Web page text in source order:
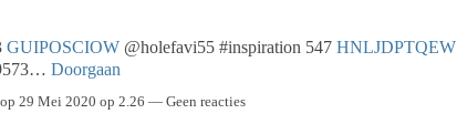
GUIPOSCIOW @holefavi55 #inspiration 547 HNLJDPTQEW
Doorgaan
op 29 Mei 2020 op 2.26 — Geen reacties